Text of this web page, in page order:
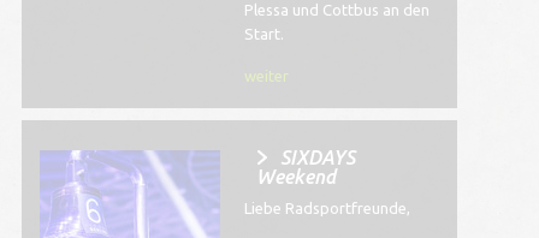
Plessa und Cottbus an den
Start.
weiter
SIXDAYS
Weekend
Liebe Radsportfreunde,